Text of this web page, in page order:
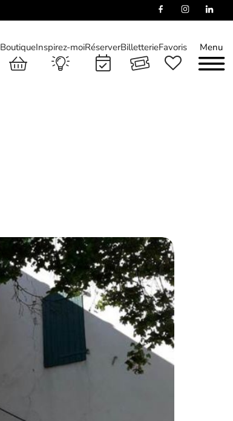
Menu
BoutiqueInspirez-moiRéserverBilletterieFavoris